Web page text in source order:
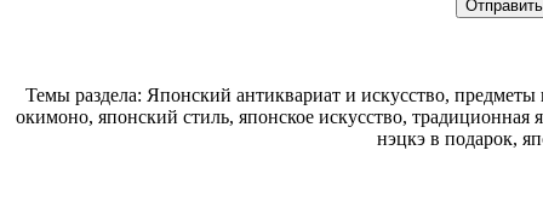
Темы раздела: Японский антиквариат и искусство,
окимоно, японский стиль, японское искусство,
нэцкэ в подарок,